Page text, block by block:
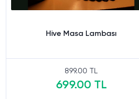
Hive Masa Lambası
899.00 TL
699.00 TL